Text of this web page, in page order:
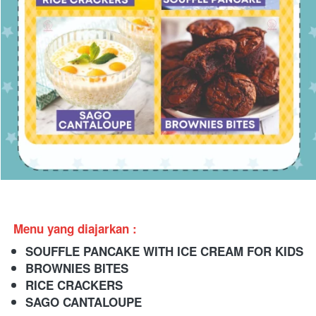
Menu yang diajarkan :
SOUFFLE PANCAKE WITH ICE CREAM FOR KIDS
BROWNIES BITES
RICE CRACKERS
SAGO CANTALOUPE